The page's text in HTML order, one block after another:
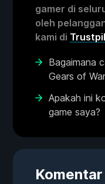
gamer di
oleh
kami di
Bagaimana
Gears of
Apakah ini
game saya?
Komentar